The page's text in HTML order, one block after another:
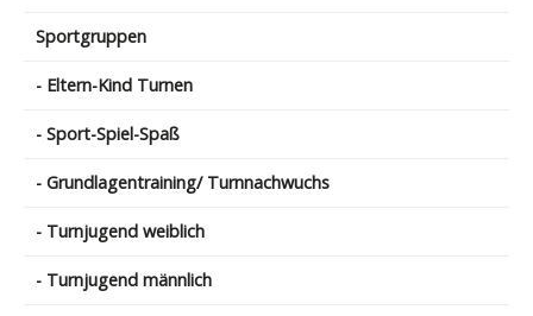
Sportgruppen
- Eltern-Kind Turnen
- Sport-Spiel-Spaß
- Grundlagentraining/ Turnnachwuchs
- Turnjugend weiblich
- Turnjugend männlich